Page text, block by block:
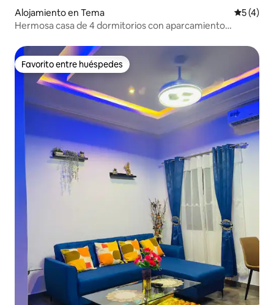
Alojamiento en Tema
5 (4)
Hermosa casa de 4 dormitorios con aparcamiento
Favorito entre huéspedes
Favorito entre huéspedes